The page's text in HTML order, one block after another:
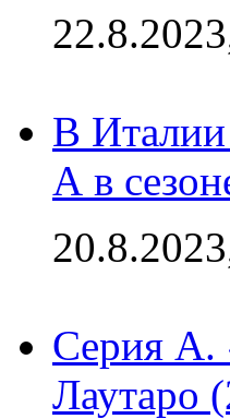
В Италии
А в
Серия А.
Лаутаро